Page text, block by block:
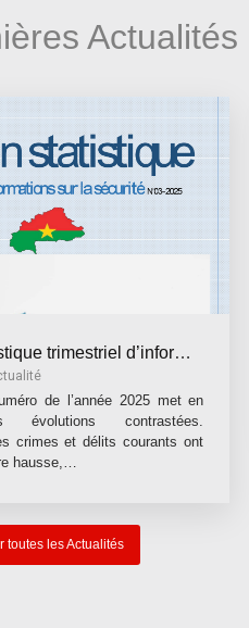
Actualités
Bulletin statistique trimestriel d’informations sur la sécurité Troisième trimestre 2025
de l’année 2025 met en
évolutions contrastées.
crimes et délits courants ont
hausse,…
toutes les Actualités